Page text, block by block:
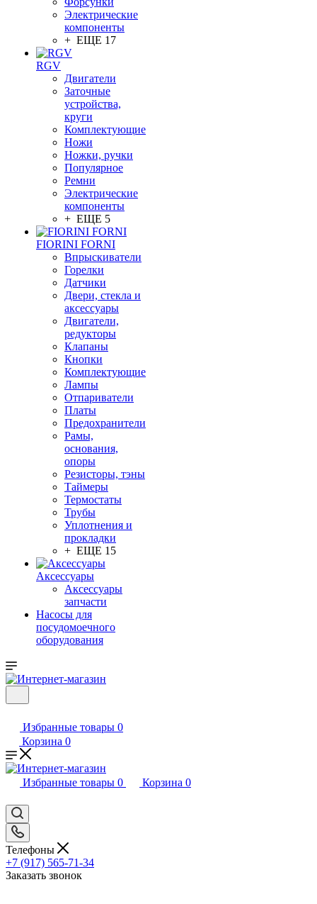
Электрические
компоненты
+ ЕЩЕ 17
RGV
Двигатели
Заточные
устройства,
круги
Комплектующие
Ножи
Ножки, ручки
Популярное
Ремни
Электрические
компоненты
+ ЕЩЕ 5
FIORINI FORNI
Впрыскиватели
Горелки
Датчики
Двери, стекла и
аксессуары
Двигатели,
редукторы
Клапаны
Кнопки
Комплектующие
Лампы
Отпариватели
Платы
Предохранители
Рамы,
основания,
опоры
Резисторы, тэны
Таймеры
Термостаты
Трубы
Уплотнения и
прокладки
+ ЕЩЕ 15
Аксессуары
Аксессуары
запчасти
Насосы для
посудомоечного
оборудования
Избранные товары 0
Корзина 0
Избранные товары 0 Корзина 0
Телефоны
+7 (917) 565-71-34
Заказать звонок